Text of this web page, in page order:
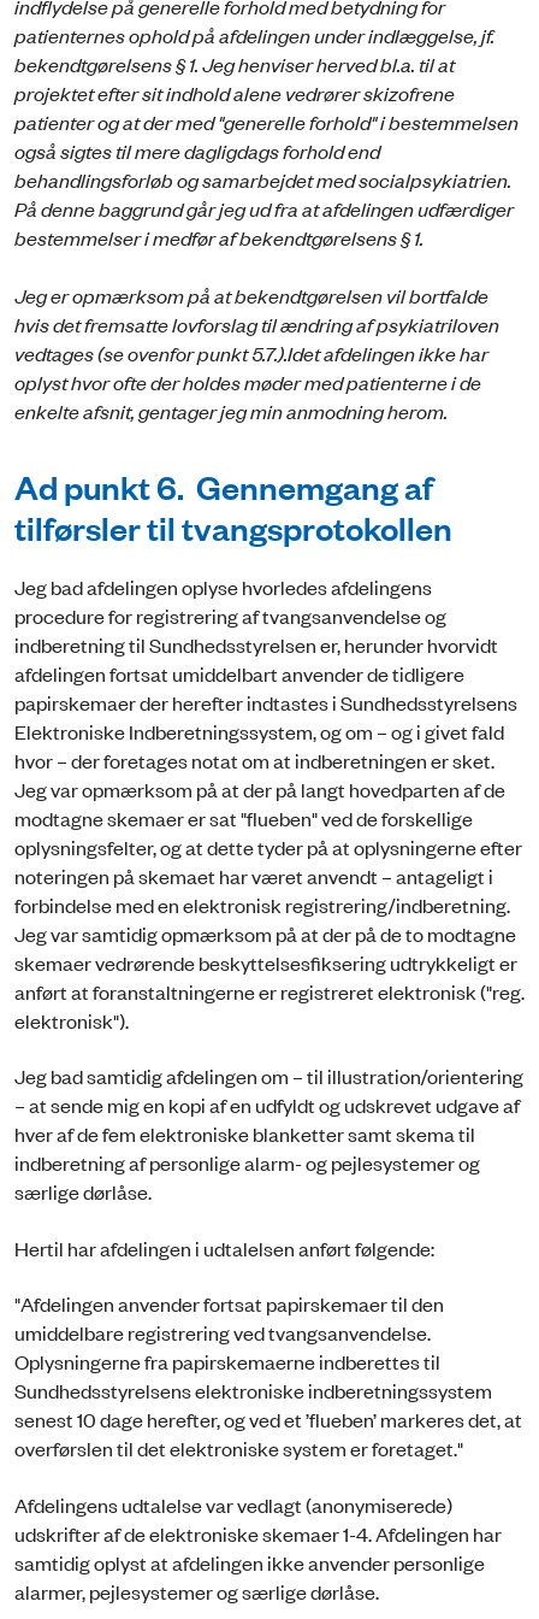
indflydelse på generelle forhold med betydning for
patienternes ophold på afdelingen under indlæggelse, jf.
bekendtgørelsens § 1. Jeg henviser herved bl.a. til at
projektet efter sit indhold alene vedrører skizofrene
patienter og at der med "generelle forhold" i bestemmelsen
også sigtes til mere dagligdags forhold end
behandlingsforløb og samarbejdet med socialpsykiatrien.
På denne baggrund går jeg ud fra at afdelingen udfærdiger
bestemmelser i medfør af bekendtgørelsens § 1.
Jeg er opmærksom på at bekendtgørelsen vil bortfalde
hvis det fremsatte lovforslag til ændring af psykiatriloven
vedtages (se ovenfor punkt 5.7.).Idet afdelingen ikke har
oplyst hvor ofte der holdes møder med patienterne i de
enkelte afsnit, gentager jeg min anmodning herom.
Ad punkt 6. Gennemgang af
tilførsler til tvangsprotokollen
Jeg bad afdelingen oplyse hvorledes afdelingens
procedure for registrering af tvangsanvendelse og
indberetning til Sundhedsstyrelsen er, herunder hvorvidt
afdelingen fortsat umiddelbart anvender de tidligere
papirskemaer der herefter indtastes i Sundhedsstyrelsens
Elektroniske Indberetningssystem, og om – og i givet fald
hvor – der foretages notat om at indberetningen er sket.
Jeg var opmærksom på at der på langt hovedparten af de
modtagne skemaer er sat "flueben" ved de forskellige
oplysningsfelter, og at dette tyder på at oplysningerne efter
noteringen på skemaet har været anvendt – antageligt i
forbindelse med en elektronisk registrering/indberetning.
Jeg var samtidig opmærksom på at der på de to modtagne
skemaer vedrørende beskyttelsesfiksering udtrykkeligt er
anført at foranstaltningerne er registreret elektronisk ("reg.
elektronisk").
Jeg bad samtidig afdelingen om – til illustration/orientering
– at sende mig en kopi af en udfyldt og udskrevet udgave af
hver af de fem elektroniske blanketter samt skema til
indberetning af personlige alarm- og pejlesystemer og
særlige dørlåse.
Hertil har afdelingen i udtalelsen anført følgende:
"Afdelingen anvender fortsat papirskemaer til den
umiddelbare registrering ved tvangsanvendelse.
Oplysningerne fra papirskemaerne indberettes til
Sundhedsstyrelsens elektroniske indberetningssystem
senest 10 dage herefter, og ved et ’flueben’ markeres det, at
overførslen til det elektroniske system er foretaget."
Afdelingens udtalelse var vedlagt (anonymiserede)
udskrifter af de elektroniske skemaer 1-4. Afdelingen har
samtidig oplyst at afdelingen ikke anvender personlige
alarmer, pejlesystemer og særlige dørlåse.